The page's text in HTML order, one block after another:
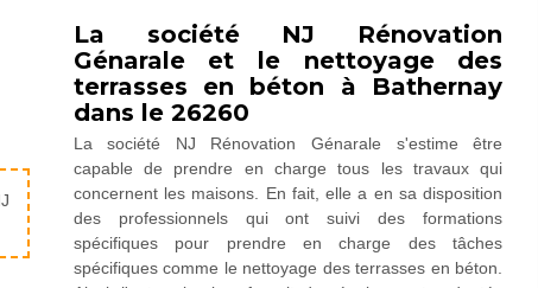
La société NJ Rénovation
Génarale et le nettoyage des
terrasses en béton à Bathernay
dans le 26260
La société NJ Rénovation Génarale s'estime être
capable de prendre en charge tous les travaux qui
concernent les maisons. En fait, elle a en sa disposition
des professionnels qui ont suivi des formations
spécifiques pour prendre en charge des tâches
spécifiques comme le nettoyage des terrasses en béton.